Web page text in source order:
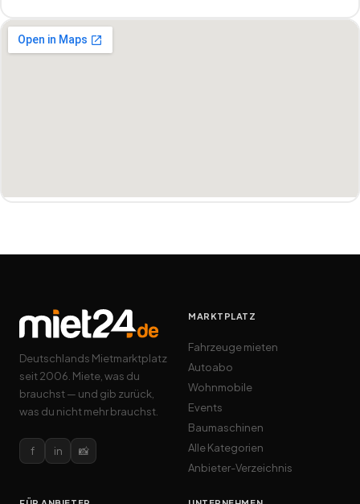
Deutschlands Mietmarktplatz
seit 2006. Miete, was du
brauchst — und gib zurück,
was du nicht mehr brauchst.
f in 📸
MARKTPLATZ
Fahrzeuge mieten
Autoabo
Wohnmobile
Events
Baumaschinen
Alle Kategorien
Anbieter-Verzeichnis